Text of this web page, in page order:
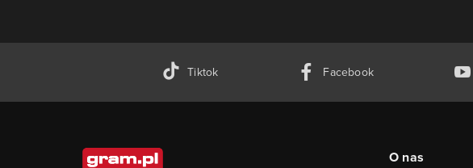
Tiktok Facebook
O nas